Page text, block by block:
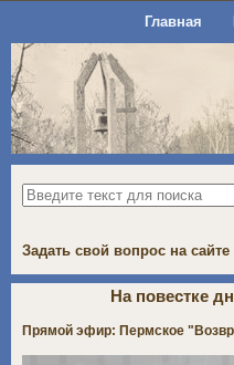
Главная
Задать свой вопрос на сайте
На повестке
Прямой эфир: Пермское